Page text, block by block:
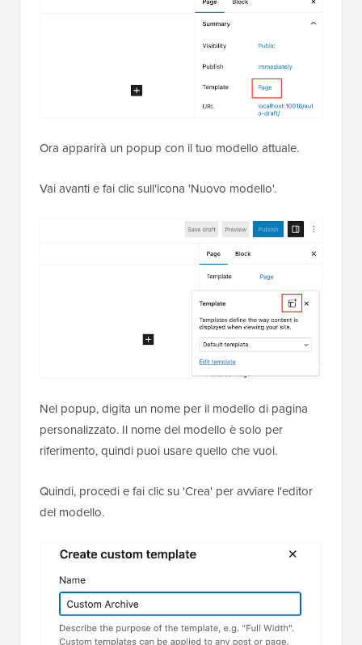
Ora apparirà un popup con il tuo modello attuale.
Vai avanti e fai clic sull'icona 'Nuovo modello'.
Nel popup, digita un nome per il modello di pagina
personalizzato. Il nome del modello è solo per
riferimento, quindi puoi usare quello che vuoi.
Quindi, procedi e fai clic su 'Crea' per avviare l'editor
del modello.